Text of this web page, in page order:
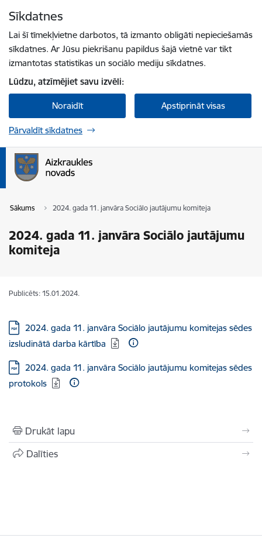
Sīkdatnes
Lai šī tīmekļvietne darbotos, tā izmanto obligāti nepieciešamās
sīkdatnes. Ar Jūsu piekrišanu papildus šajā vietnē var tikt
izmantotas statistikas un sociālo mediju sīkdatnes.
Lūdzu, atzīmējiet savu izvēli:
Noraidīt Apstiprināt visas
Pārvaldīt sīkdatnes
Sākums 2024. gada 11. janvāra Sociālo jautājumu komiteja
2024. gada 11. janvāra Sociālo jautājumu
komiteja
Publicēts: 15.01.2024.
Lejupielādēt:
2024. gada 11. janvāra Sociālo jautājumu komitejas sēdes
izsludinātā darba kārtība
Lejupielādēt:
2024. gada 11. janvāra Sociālo jautājumu komitejas sēdes
protokols
Drukāt lapu
Dalīties